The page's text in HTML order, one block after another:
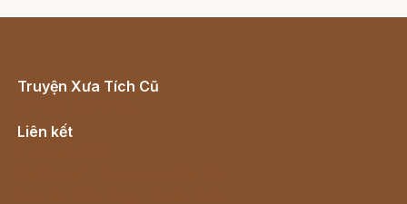
Truyện Xưa Tích Cũ
Liên kết